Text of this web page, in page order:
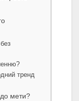
тренд
до мети?